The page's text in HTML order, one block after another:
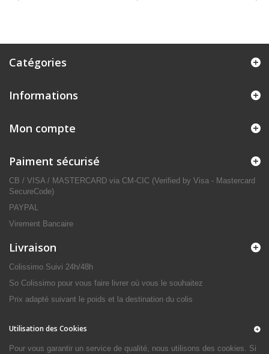
Catégories
Informations
Mon compte
Paiment sécurisé
CB / VISA / MASTERCARD via CM-CIC (Verified by Visa - Mastercard
SecureCode)
PAYPAL
Virement Bancaire
Livraison
Colissimo Suivi 24h/48h
So Colissimo pour vous faire livrer où vous le souhaitez
Prix adapté suivant le poids et la destination du colis
Utilisation des Cookies
Pour vous garantir un service de qualité, nous utilisons des cookies. Si